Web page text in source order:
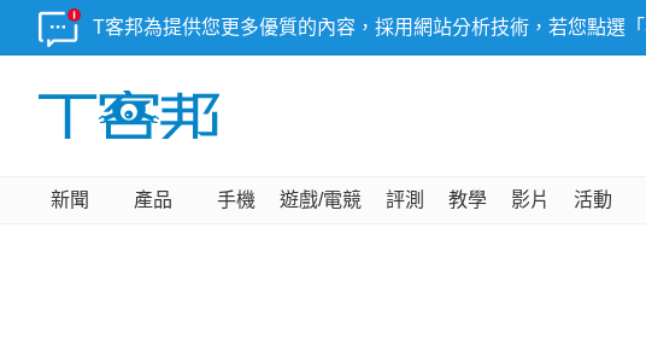
T客邦為提供您更多優質的內容，採用網站分析技術，若您點選
新聞 產品 手機 遊戲/電競 評測 教學 影片 活動